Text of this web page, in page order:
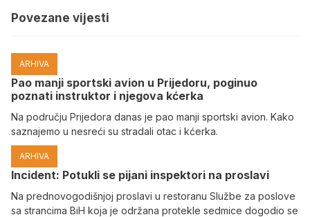
Povezane vijesti
ARHIVA
Pao manji sportski avion u Prijedoru, poginuo
poznati instruktor i njegova kćerka
Na području Prijedora danas je pao manji sportski avion. Kako
saznajemo u nesreći su stradali otac i kćerka.
ARHIVA
Incident: Potukli se pijani inspektori na proslavi
Na prednovogodišnjoj proslavi u restoranu Službe za poslove
sa strancima BiH koja je održana protekle sedmice dogodio se